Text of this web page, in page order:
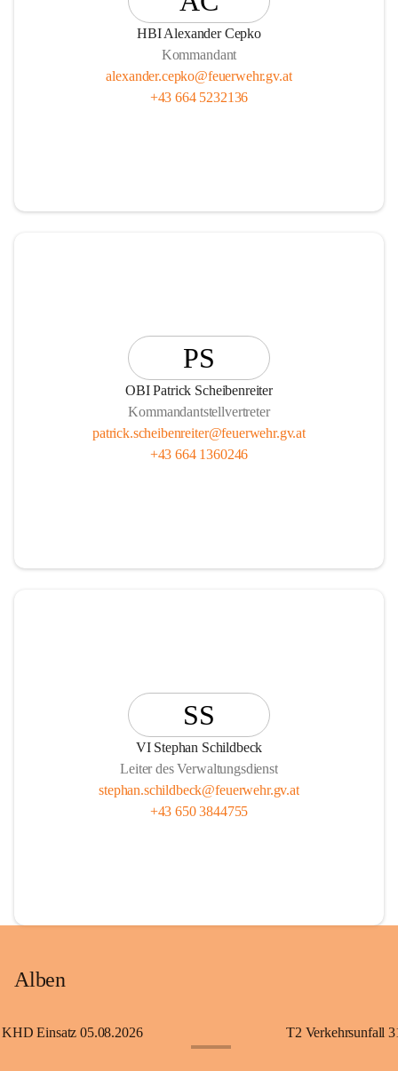
HBI Alexander Cepko
Kommandant
alexander.cepko@feuerwehr.gv.at
+43 664 5232136
PS
OBI Patrick Scheibenreiter
Kommandantstellvertreter
patrick.scheibenreiter@feuerwehr.gv.at
+43 664 1360246
SS
VI Stephan Schildbeck
Leiter des Verwaltungsdienst
stephan.schildbeck@feuerwehr.gv.at
+43 650 3844755
Alben
KHD Einsatz 05.08.2026 T2 Verkehrsunfall